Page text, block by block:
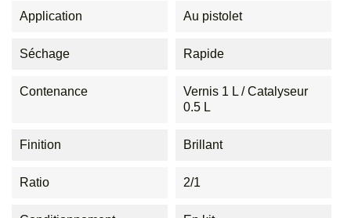
Application Au pistolet
Séchage Rapide
Contenance
Vernis 1 L / Catalyseur
0.5 L
Finition Brillant
Ratio 2/1